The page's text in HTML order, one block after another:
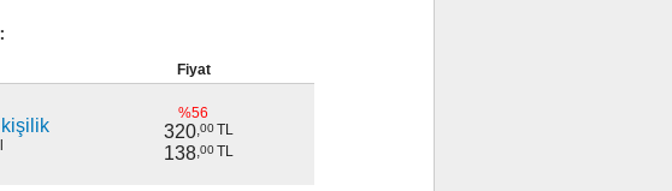
Fiyat
%56
320,00TL
138,00TL